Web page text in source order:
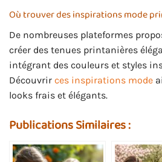
Où trouver des inspirations mode
De nombreuses plateformes
créer des tenues printanières
intégrant des couleurs et styles
Découvrir ces inspirations mode
looks frais et élégants.
Publications Similaires :